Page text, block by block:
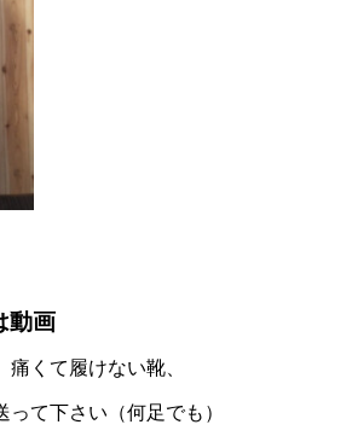
動画
くて履けない靴、
て下さい（何足でも）